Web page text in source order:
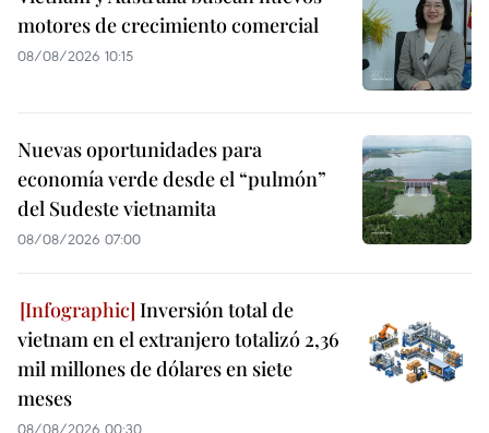
motores de crecimiento comercial
08/08/2026 10:15
Nuevas oportunidades para
economía verde desde el “pulmón”
del Sudeste vietnamita
08/08/2026 07:00
Inversión total de
vietnam en el extranjero totalizó 2,36
mil millones de dólares en siete
meses
08/08/2026 00:30